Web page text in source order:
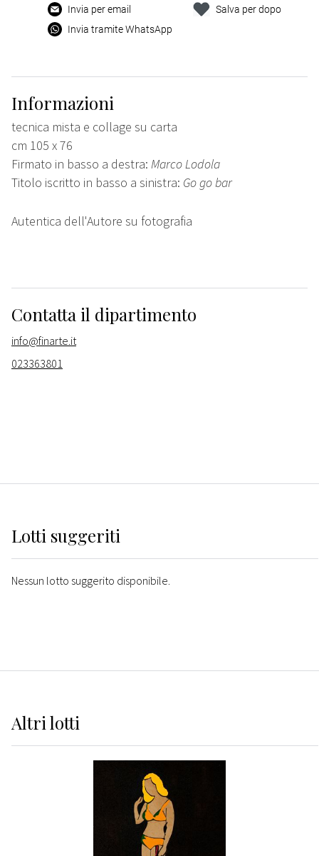
Invia per email
Invia tramite WhatsApp
Salva per dopo
Informazioni
tecnica mista e collage su carta
cm 105 x 76
Firmato in basso a destra: Marco Lodola
Titolo iscritto in basso a sinistra: Go go bar
Autentica dell'Autore su fotografia
Contatta il dipartimento
info@finarte.it
023363801
Lotti suggeriti
Nessun lotto suggerito disponibile.
Altrilotti